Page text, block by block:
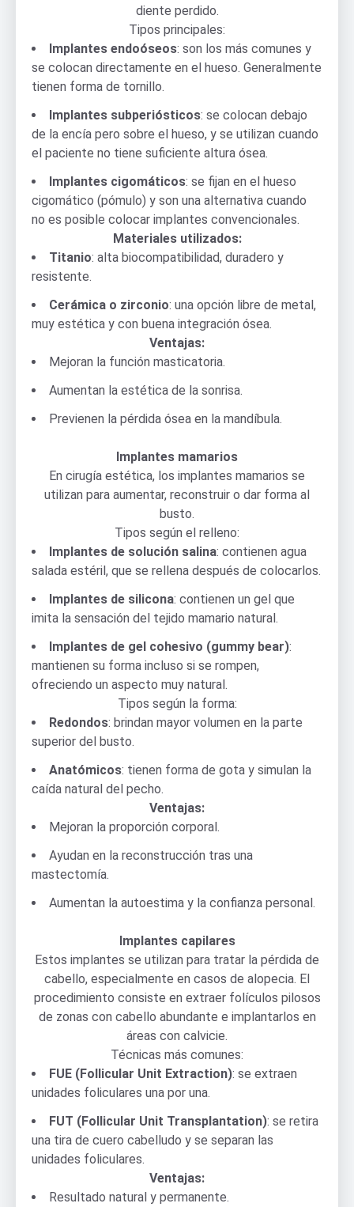
diente perdido.
Tipos principales:
Implantes endoóseos: son los más comunes y
se colocan directamente en el hueso. Generalmente
tienen forma de tornillo.
Implantes subperiósticos: se colocan debajo
de la encía pero sobre el hueso, y se utilizan cuando
el paciente no tiene suficiente altura ósea.
Implantes cigomáticos: se fijan en el hueso
cigomático (pómulo) y son una alternativa cuando
no es posible colocar implantes convencionales.
Materiales utilizados:
Titanio: alta biocompatibilidad, duradero y
resistente.
Cerámica o zirconio: una opción libre de metal,
muy estética y con buena integración ósea.
Ventajas:
Mejoran la función masticatoria.
Aumentan la estética de la sonrisa.
Previenen la pérdida ósea en la mandíbula.
Implantes mamarios
En cirugía estética, los implantes mamarios se
utilizan para aumentar, reconstruir o dar forma al
busto.
Tipos según el relleno:
Implantes de solución salina: contienen agua
salada estéril, que se rellena después de colocarlos.
Implantes de silicona: contienen un gel que
imita la sensación del tejido mamario natural.
Implantes de gel cohesivo (gummy bear):
mantienen su forma incluso si se rompen,
ofreciendo un aspecto muy natural.
Tipos según la forma:
Redondos: brindan mayor volumen en la parte
superior del busto.
Anatómicos: tienen forma de gota y simulan la
caída natural del pecho.
Ventajas:
Mejoran la proporción corporal.
Ayudan en la reconstrucción tras una
mastectomía.
Aumentan la autoestima y la confianza personal.
Implantes capilares
Estos implantes se utilizan para tratar la pérdida de
cabello, especialmente en casos de alopecia. El
procedimiento consiste en extraer folículos pilosos
de zonas con cabello abundante e implantarlos en
áreas con calvicie.
Técnicas más comunes:
FUE (Follicular Unit Extraction): se extraen
unidades foliculares una por una.
FUT (Follicular Unit Transplantation): se retira
una tira de cuero cabelludo y se separan las
unidades foliculares.
Ventajas:
Resultado natural y permanente.